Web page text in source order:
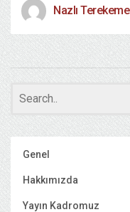
Nazlı Terekeme
Genel
Hakkımızda
Yayın Kadromuz